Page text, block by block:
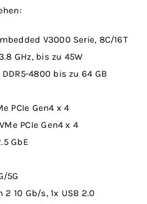
V3000 Serie, 8C/16T
GHz, bis zu 45W
4800 bis zu 64 GB
PCIe Gen4 x 4
PCIe Gen4 x 4
GbE
5G
10 Gb/s, 1x USB 2.0